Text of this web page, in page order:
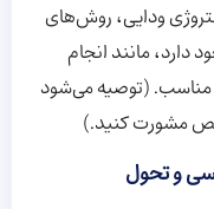
ودایی، روش‌های
دارد، مانند انجام
مناسب. (توصیه می‌شود
مشورت کنید.)
و تحول